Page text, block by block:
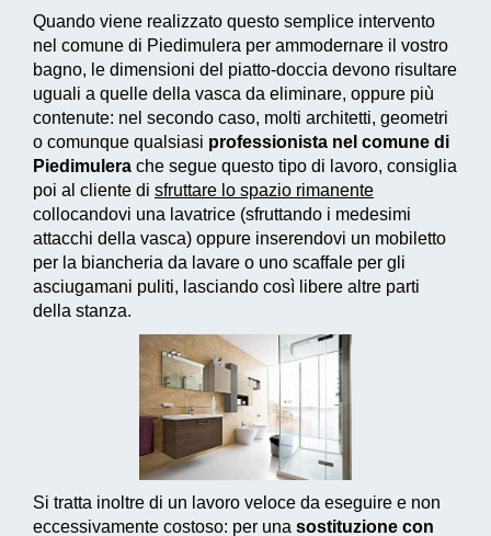
Quando viene realizzato questo semplice intervento
nel comune di Piedimulera per ammodernare il vostro
bagno, le dimensioni del piatto-doccia devono risultare
uguali a quelle della vasca da eliminare, oppure più
contenute: nel secondo caso, molti architetti, geometri
o comunque qualsiasi professionista nel comune di
Piedimulera che segue questo tipo di lavoro, consiglia
poi al cliente di sfruttare lo spazio rimanente
collocandovi una lavatrice (sfruttando i medesimi
attacchi della vasca) oppure inserendovi un mobiletto
per la biancheria da lavare o uno scaffale per gli
asciugamani puliti, lasciando così libere altre parti
della stanza.
Si tratta inoltre di un lavoro veloce da eseguire e non
eccessivamente costoso: per una sostituzione con